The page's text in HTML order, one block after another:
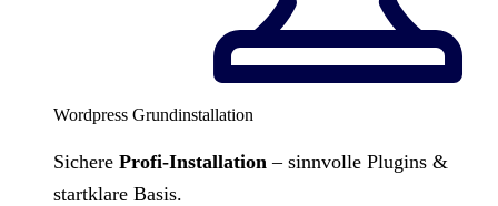
Wordpress Grundinstallation
Sichere Profi-Installation – sinnvolle Plugins &
startklare Basis.